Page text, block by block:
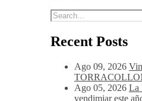
Recent Posts
Ago 09, 2026
Ago 05, 2026 La
vendimiar este